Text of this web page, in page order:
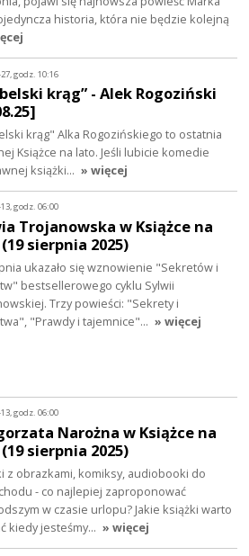
historia, która nie będzie kolejną
godz. 10:16
krąg” - Alek Rogoziński
krąg" Alka Rogozińskiego to ostatnia
Książce na lato. Jeśli lubicie komedie
książki… » więcej
godz. 06:00
Trojanowska w Książce na
sierpnia 2025)
ukazało się wznowienie "Sekretów i
bestsellerowego cyklu Sylwii
Trzy powieści: "Sekrety i
"Prawdy i tajemnice"… » więcej
godz. 06:00
Narożna w Książce na
sierpnia 2025)
z obrazkami, komiksy, audiobooki do
- co najlepiej zaproponować
w czasie urlopu? Jakie książki warto
kiedy jesteśmy… » więcej